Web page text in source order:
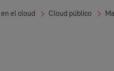
el cloud Cloud público